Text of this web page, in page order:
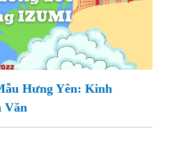
Hưng Yên: Kinh
Văn